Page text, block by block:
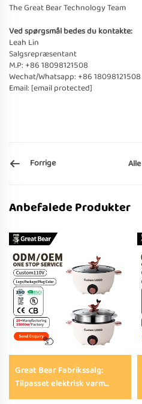
The Great Bear Technology Team
Ved spørgsmål bedes du kontakte:
Leah Lin
Salgsrepræsentant
M.P: +86 18098121508
Wechat/Whatsapp: +86 18098121508
Email: [email protected]
Forrige Alle
Anbefalede Produkter
Great Bear Fabrikssalg:
Tilpasset elektrisk varm
gryde på 22–28 cm med høj